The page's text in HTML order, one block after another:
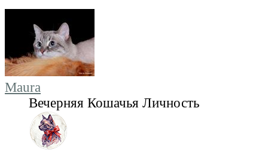
Maura
Вечерняя Кошачья Личность